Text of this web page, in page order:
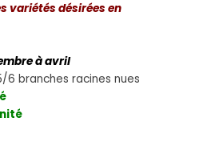
variétés désirées en
à avril
branches racines nues